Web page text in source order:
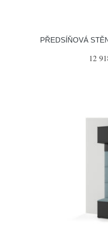
PŘEDSÍŇOVÁ
12